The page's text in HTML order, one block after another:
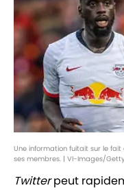
Une information fuitait sur le
ses membres. | VI-Images/
Twitterpeut